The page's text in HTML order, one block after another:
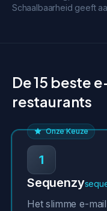
Schaalbaarheid geeft
De 15 beste
restaurants
Onze Keuze
1
Sequenzy
Het slimme e-